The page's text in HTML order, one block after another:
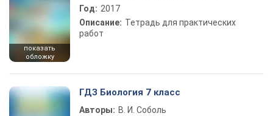
показать
обложку
Год: 2017
Описание: Тетрадь для практических
работ
ГДЗ Биология 7 класс
Авторы: В. И. Соболь